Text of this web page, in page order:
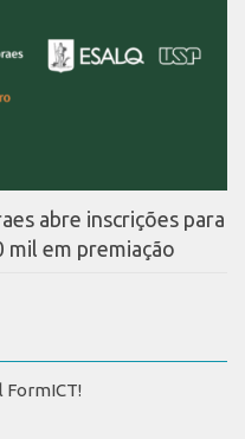
abre inscrições para
mil em premiação
FormICT!